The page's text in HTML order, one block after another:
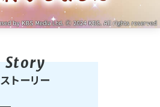
ストーリー